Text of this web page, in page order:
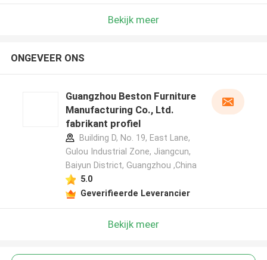
Bekijk meer
ONGEVEER ONS
Guangzhou Beston Furniture
Manufacturing Co., Ltd.
fabrikant profiel
Building D, No. 19, East Lane,
Gulou Industrial Zone, Jiangcun,
Baiyun District, Guangzhou ,China
5.0
Geverifieerde Leverancier
Bekijk meer